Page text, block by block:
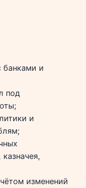
банками и
под
и
изменений